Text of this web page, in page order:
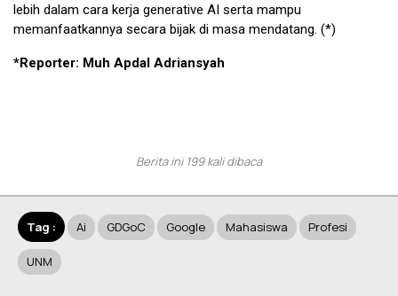
lebih dalam cara kerja generative AI serta mampu
memanfaatkannya secara bijak di masa mendatang. (*)
*Reporter: Muh Apdal Adriansyah
Berita ini 199 kali dibaca
Tag : Ai GDGoC Google Mahasiswa Profesi
UNM